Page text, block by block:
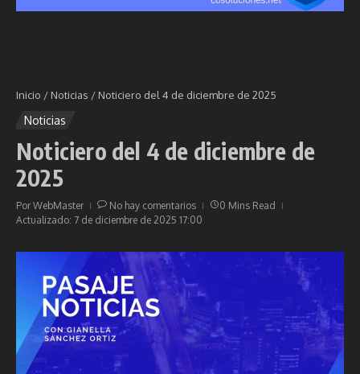
Inicio / Noticias / Noticiero del 4 de diciembre de 2025
Noticias
Noticiero del 4 de diciembre de
2025
PorWebMaster No hay comentarios
0 Mins Read
Actualizado: 7 de diciembre de 2025 17:00